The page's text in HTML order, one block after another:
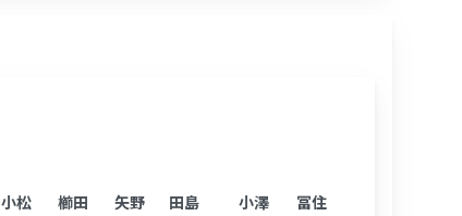
小松
櫛田
矢野
田島
小澤
冨住